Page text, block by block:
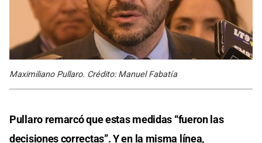
Maximiliano Pullaro. Crédito: Manuel Fabatía
Pullaro remarcó que estas medidas “fueron las
decisiones correctas”. Y en la misma línea,